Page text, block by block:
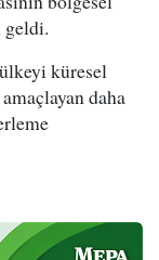
geldi.
küresel
daha